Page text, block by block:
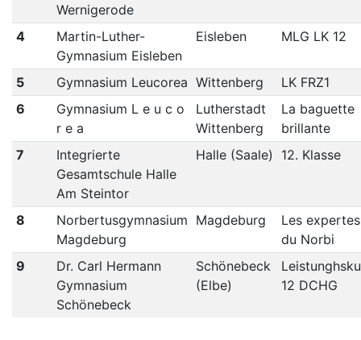
Wernigerode
4
Martin-Luther-
Gymnasium Eisleben
Eisleben MLG LK 12
5 Gymnasium Leucorea Wittenberg
LK FRZ1
6
Gymnasium L e u c o
r e a
Lutherstadt
Wittenberg
La baguette
brillante
7
Integrierte
Gesamtschule Halle
Am Steintor
Halle (Saale) 12. Klasse
8
Norbertusgymnasium
Magdeburg
Magdeburg
Les expertes
du Norbi
9
Dr. Carl Hermann
Gymnasium
Schönebeck
Schönebeck
(Elbe)
12 DCHG